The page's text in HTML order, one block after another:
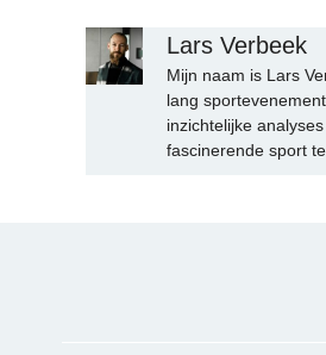
Lars Verbeek
Mijn naam is Lars
lang
inzichtelijke
fascinerende sport